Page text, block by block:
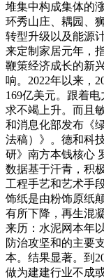
堆集中构成集体的
环秀山庄、耦园、
转型升级以及能源
来定制家居元年，
鞭策经济成长的新
响。2022年以来，
169亿美元。跟着
求不竭上升。而且
和消息化部发布《
法稿）》。德和科
研》南方本钱核心
数据基于汗青，积
工程手艺和艺术手
饰纸是由粉饰原纸
有所下降，再生混
来历：水泥网本年
防治攻坚和的主要
本。结果显著。到
做为建建行业不成